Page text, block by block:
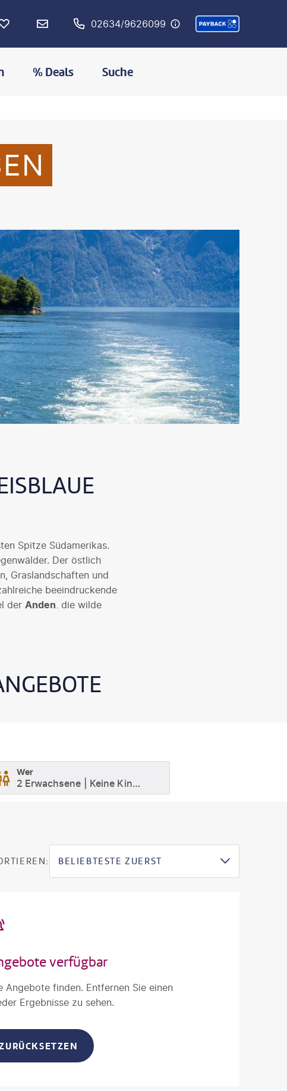
02634/9626099
% Deals Suche
Spitze Südamerikas.
Der östlich
Graslandschaften und
beeindruckende
der Anden, die wilde
Wer
2 Erwachsene Keine Kinder
BELIEBTESTE ZUERST
verfügbar
finden. Entfernen Sie einen
Ergebnisse zu sehen.